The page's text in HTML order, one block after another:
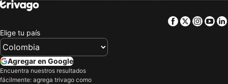
Facebook
Twitter
Elige tu país
Agregar en Google
Encuentra nuestros resultados
fácilmente: agrega trivago como